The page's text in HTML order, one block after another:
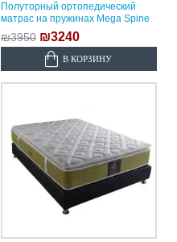
Полуторный ортопедический
матрас на пружинах Mega Spine
₪3950 ₪3240
В КОРЗИНУ